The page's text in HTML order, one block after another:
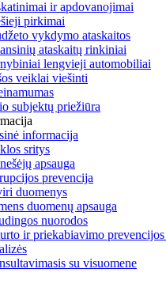
ir apdovanojimai
pirkimai
vykdymo ataskaitos
ataskaitų rinkiniai
lengvieji automobiliai
veiklai viešinti
subjektų priežiūra
informacija
sritys
apsauga
prevencija
duomenys
duomenų apsauga
nuorodos
ir priekabiavimo
su visuomene